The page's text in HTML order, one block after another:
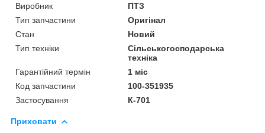
Виробник
ПТЗ
Тип запчастини
Оригінал
Стан
Новий
Тип техніки
Сільськогосподарська
техніка
Гарантійний термін
1 міс
Код запчастини
100-351935
Застосування
К-701
Приховати